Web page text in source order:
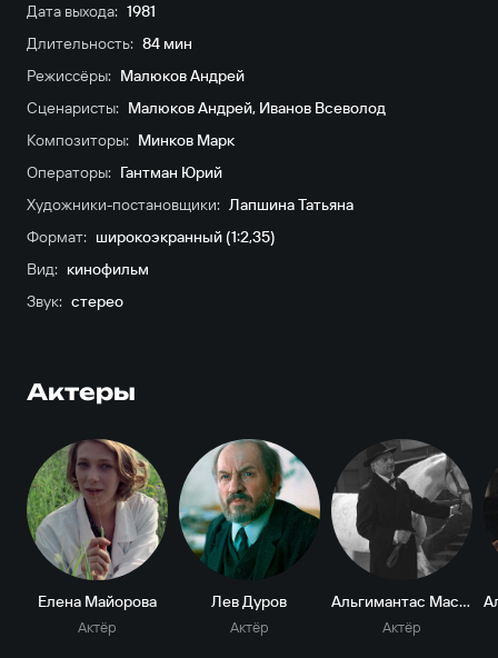
Дата выхода: 1981
Длительность: 84 мин
Режиссёры: Малюков Андрей
Сценаристы: Малюков Андрей, Иванов Всеволод
Композиторы: Минков Марк
Операторы: Гантман Юрий
Художники-постановщики: Лапшина Татьяна
Формат: широкоэкранный (1:2,35)
Вид: кинофильм
Звук: стерео
Актеры
Елена Майорова
Актёр
Лев Дуров
Актёр
Альгимантас Масюлис
Актёр